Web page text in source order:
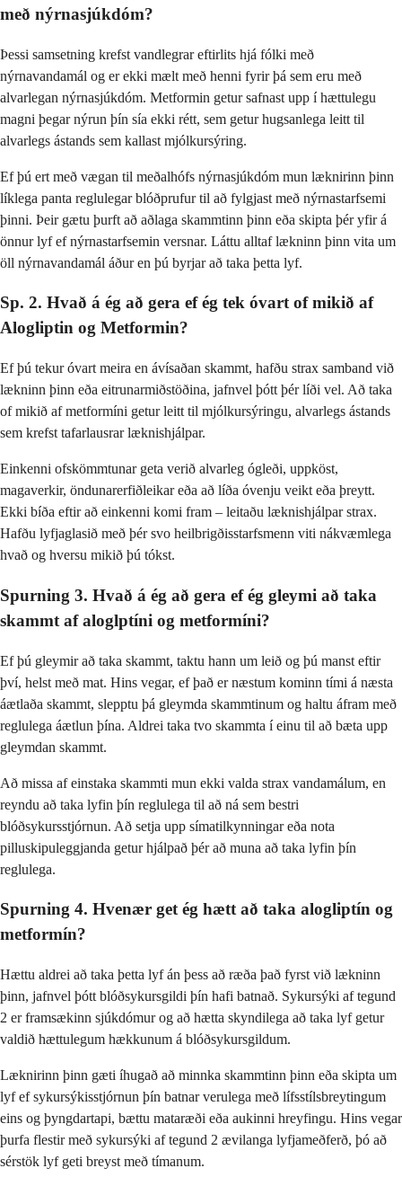
með nýrnasjúkdóm?
Þessi samsetning krefst vandlegrar eftirlits hjá fólki með
nýrnavandamál og er ekki mælt með henni fyrir þá sem eru með
alvarlegan nýrnasjúkdóm. Metformin getur safnast upp í hættulegu
magni þegar nýrun þín sía ekki rétt, sem getur hugsanlega leitt til
alvarlegs ástands sem kallast mjólkursýring.
Ef þú ert með vægan til meðalhófs nýrnasjúkdóm mun læknirinn þinn
líklega panta reglulegar blóðprufur til að fylgjast með nýrnastarfsemi
þinni. Þeir gætu þurft að aðlaga skammtinn þinn eða skipta þér yfir á
önnur lyf ef nýrnastarfsemin versnar. Láttu alltaf lækninn þinn vita um
öll nýrnavandamál áður en þú byrjar að taka þetta lyf.
Sp. 2. Hvað á ég að gera ef ég tek óvart of mikið af
Alogliptin og Metformin?
Ef þú tekur óvart meira en ávísaðan skammt, hafðu strax samband við
lækninn þinn eða eitrunarmiðstöðina, jafnvel þótt þér líði vel. Að taka
of mikið af metformíni getur leitt til mjólkursýringu, alvarlegs ástands
sem krefst tafarlausrar læknishjálpar.
Einkenni ofskömmtunar geta verið alvarleg ógleði, uppköst,
magaverkir, öndunarerfiðleikar eða að líða óvenju veikt eða þreytt.
Ekki bíða eftir að einkenni komi fram – leitaðu læknishjálpar strax.
Hafðu lyfjaglasið með þér svo heilbrigðisstarfsmenn viti nákvæmlega
hvað og hversu mikið þú tókst.
Spurning 3. Hvað á ég að gera ef ég gleymi að taka
skammt af aloglptíni og metformíni?
Ef þú gleymir að taka skammt, taktu hann um leið og þú manst eftir
því, helst með mat. Hins vegar, ef það er næstum kominn tími á næsta
áætlaða skammt, slepptu þá gleymda skammtinum og haltu áfram með
reglulega áætlun þína. Aldrei taka tvo skammta í einu til að bæta upp
gleymdan skammt.
Að missa af einstaka skammti mun ekki valda strax vandamálum, en
reyndu að taka lyfin þín reglulega til að ná sem bestri
blóðsykursstjórnun. Að setja upp símatilkynningar eða nota
pilluskipuleggjanda getur hjálpað þér að muna að taka lyfin þín
reglulega.
Spurning 4. Hvenær get ég hætt að taka alogliptín og
metformín?
Hættu aldrei að taka þetta lyf án þess að ræða það fyrst við lækninn
þinn, jafnvel þótt blóðsykursgildi þín hafi batnað. Sykursýki af tegund
2 er framsækinn sjúkdómur og að hætta skyndilega að taka lyf getur
valdið hættulegum hækkunum á blóðsykursgildum.
Læknirinn þinn gæti íhugað að minnka skammtinn þinn eða skipta um
lyf ef sykursýkisstjórnun þín batnar verulega með lífsstílsbreytingum
eins og þyngdartapi, bættu mataræði eða aukinni hreyfingu. Hins vegar
þurfa flestir með sykursýki af tegund 2 ævilanga lyfjameðferð, þó að
sérstök lyf geti breyst með tímanum.